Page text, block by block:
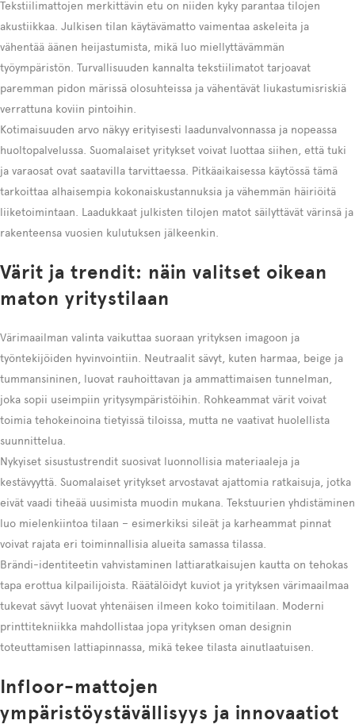
Tekstiilimattojen merkittävin etu on niiden kyky parantaa tilojen
akustiikkaa. Julkisen tilan käytävämatto vaimentaa askeleita ja
vähentää äänen heijastumista, mikä luo miellyttävämmän
työympäristön. Turvallisuuden kannalta tekstiilimatot tarjoavat
paremman pidon märissä olosuhteissa ja vähentävät liukastumisriskiä
verrattuna koviin pintoihin.
Kotimaisuuden arvo näkyy erityisesti laadunvalvonnassa ja nopeassa
huoltopalvelussa. Suomalaiset yritykset voivat luottaa siihen, että tuki
ja varaosat ovat saatavilla tarvittaessa. Pitkäaikaisessa käytössä tämä
tarkoittaa alhaisempia kokonaiskustannuksia ja vähemmän häiriöitä
liiketoimintaan. Laadukkaat julkisten tilojen matot säilyttävät värinsä ja
rakenteensa vuosien kulutuksen jälkeenkin.
Värit ja trendit: näin valitset oikean
maton yritystilaan
Värimaailman valinta vaikuttaa suoraan yrityksen imagoon ja
työntekijöiden hyvinvointiin. Neutraalit sävyt, kuten harmaa, beige ja
tummansininen, luovat rauhoittavan ja ammattimaisen tunnelman,
joka sopii useimpiin yritysympäristöihin. Rohkeammat värit voivat
toimia tehokeinoina tietyissä tiloissa, mutta ne vaativat huolellista
suunnittelua.
Nykyiset sisustustrendit suosivat luonnollisia materiaaleja ja
kestävyyttä. Suomalaiset yritykset arvostavat ajattomia ratkaisuja, jotka
eivät vaadi tiheää uusimista muodin mukana. Tekstuurien yhdistäminen
luo mielenkiintoa tilaan – esimerkiksi sileät ja karheammat pinnat
voivat rajata eri toiminnallisia alueita samassa tilassa.
Brändi-identiteetin vahvistaminen lattiaratkaisujen kautta on tehokas
tapa erottua kilpailijoista. Räätälöidyt kuviot ja yrityksen värimaailmaa
tukevat sävyt luovat yhtenäisen ilmeen koko toimitilaan. Moderni
printtitekniikka mahdollistaa jopa yrityksen oman designin
toteuttamisen lattiapinnassa, mikä tekee tilasta ainutlaatuisen.
Infloor-mattojen
ympäristöystävällisyys ja innovaatiot